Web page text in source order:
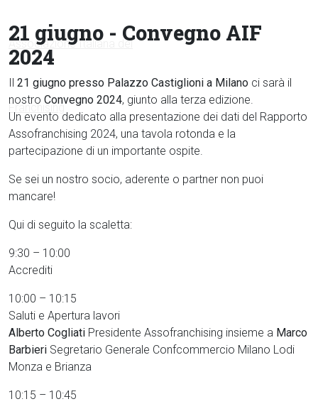
21 giugno - Convegno AIF
2024
Il 21 giugno presso Palazzo Castiglioni a Milano ci sarà il
nostro Convegno 2024, giunto alla terza edizione.
Un evento dedicato alla presentazione dei dati del Rapporto
Assofranchising 2024, una tavola rotonda e la
partecipazione di un importante ospite.
Se sei un nostro socio, aderente o partner non puoi
mancare!
Qui di seguito la scaletta:
9:30 – 10:00
Accrediti
10:00 – 10:15
Saluti e Apertura lavori
Alberto Cogliati Presidente Assofranchising insieme a Marco
Barbieri Segretario Generale Confcommercio Milano Lodi
Monza e Brianza
10:15 – 10:45